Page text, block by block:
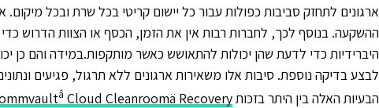
ארגונים לתחזק סביבות כפולות עבור כל יישום קריטי בכל שרת ובכל
ההשקעה. בנוסף לכך, לחברות רבות אין את הזמן, הכסף או הצוות הדרוש
היברידיות כדי לדעת שהן יכולות להתאושש כאשר מותקפות.במידה והם כן
לבצע בדיקה נוספת. סיבות אלו משאירות ארגונים ללא תרגול, פגיעים
הבעיות האלה בין היתר בזכות
â Cloud Cleanroomä Recovery